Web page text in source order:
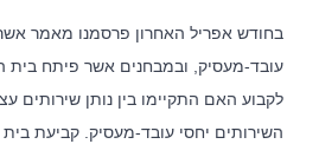
בחודש אפריל האחרון פרסמנו מאמר
עובד-מעסיק, ובמבחנים אשר פיתח בית
לקבוע האם התקיימו בין נותן שירותים
השירותים יחסי עובד-מעסיק. קביעת